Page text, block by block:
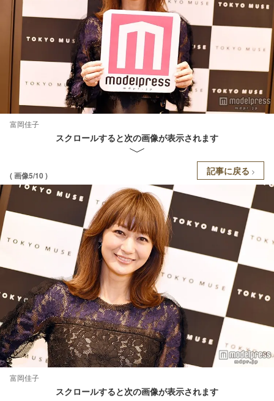
富岡佳子
スクロールすると次の画像が表示されます
( 画像5/10 ) 記事に戻る
富岡佳子
スクロールすると次の画像が表示されます